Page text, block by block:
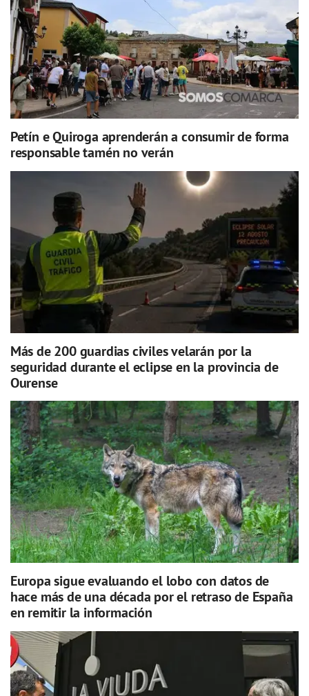
Petín e Quiroga aprenderán a consumir de forma
responsable tamén no verán
Más de 200 guardias civiles velarán por la
seguridad durante el eclipse en la provincia de
Ourense
Europa sigue evaluando el lobo con datos de
hace más de una década por el retraso de España
en remitir la información